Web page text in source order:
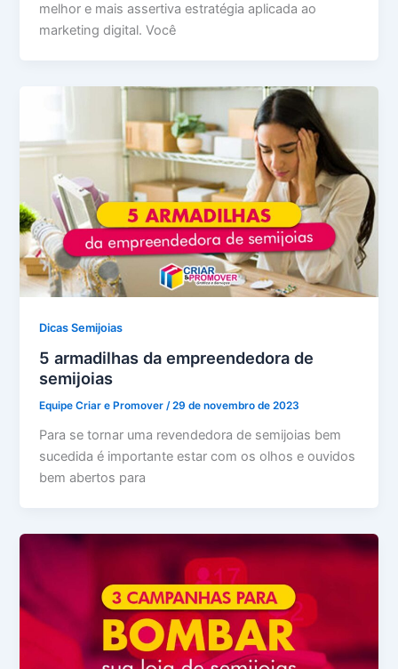
melhor e mais assertiva estratégia aplicada ao
marketing digital. Você
Dicas Semijoias
5 armadilhas da empreendedora de
semijoias
Equipe Criar e Promover/29 de novembro de 2023
Para se tornar uma revendedora de semijoias bem
sucedida é importante estar com os olhos e ouvidos
bem abertos para